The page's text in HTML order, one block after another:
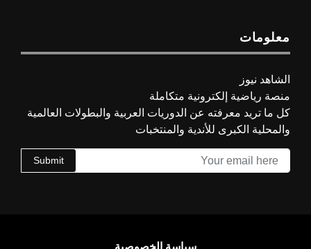
معلومات
الشاهد نيوز
منصة رياضية إلكترونية متكاملة
كل ما تريد معرفته عن الدوريات العربية والبطولات العالمية
والمحلية الكبرى للأندية والمنتخبات
Submit